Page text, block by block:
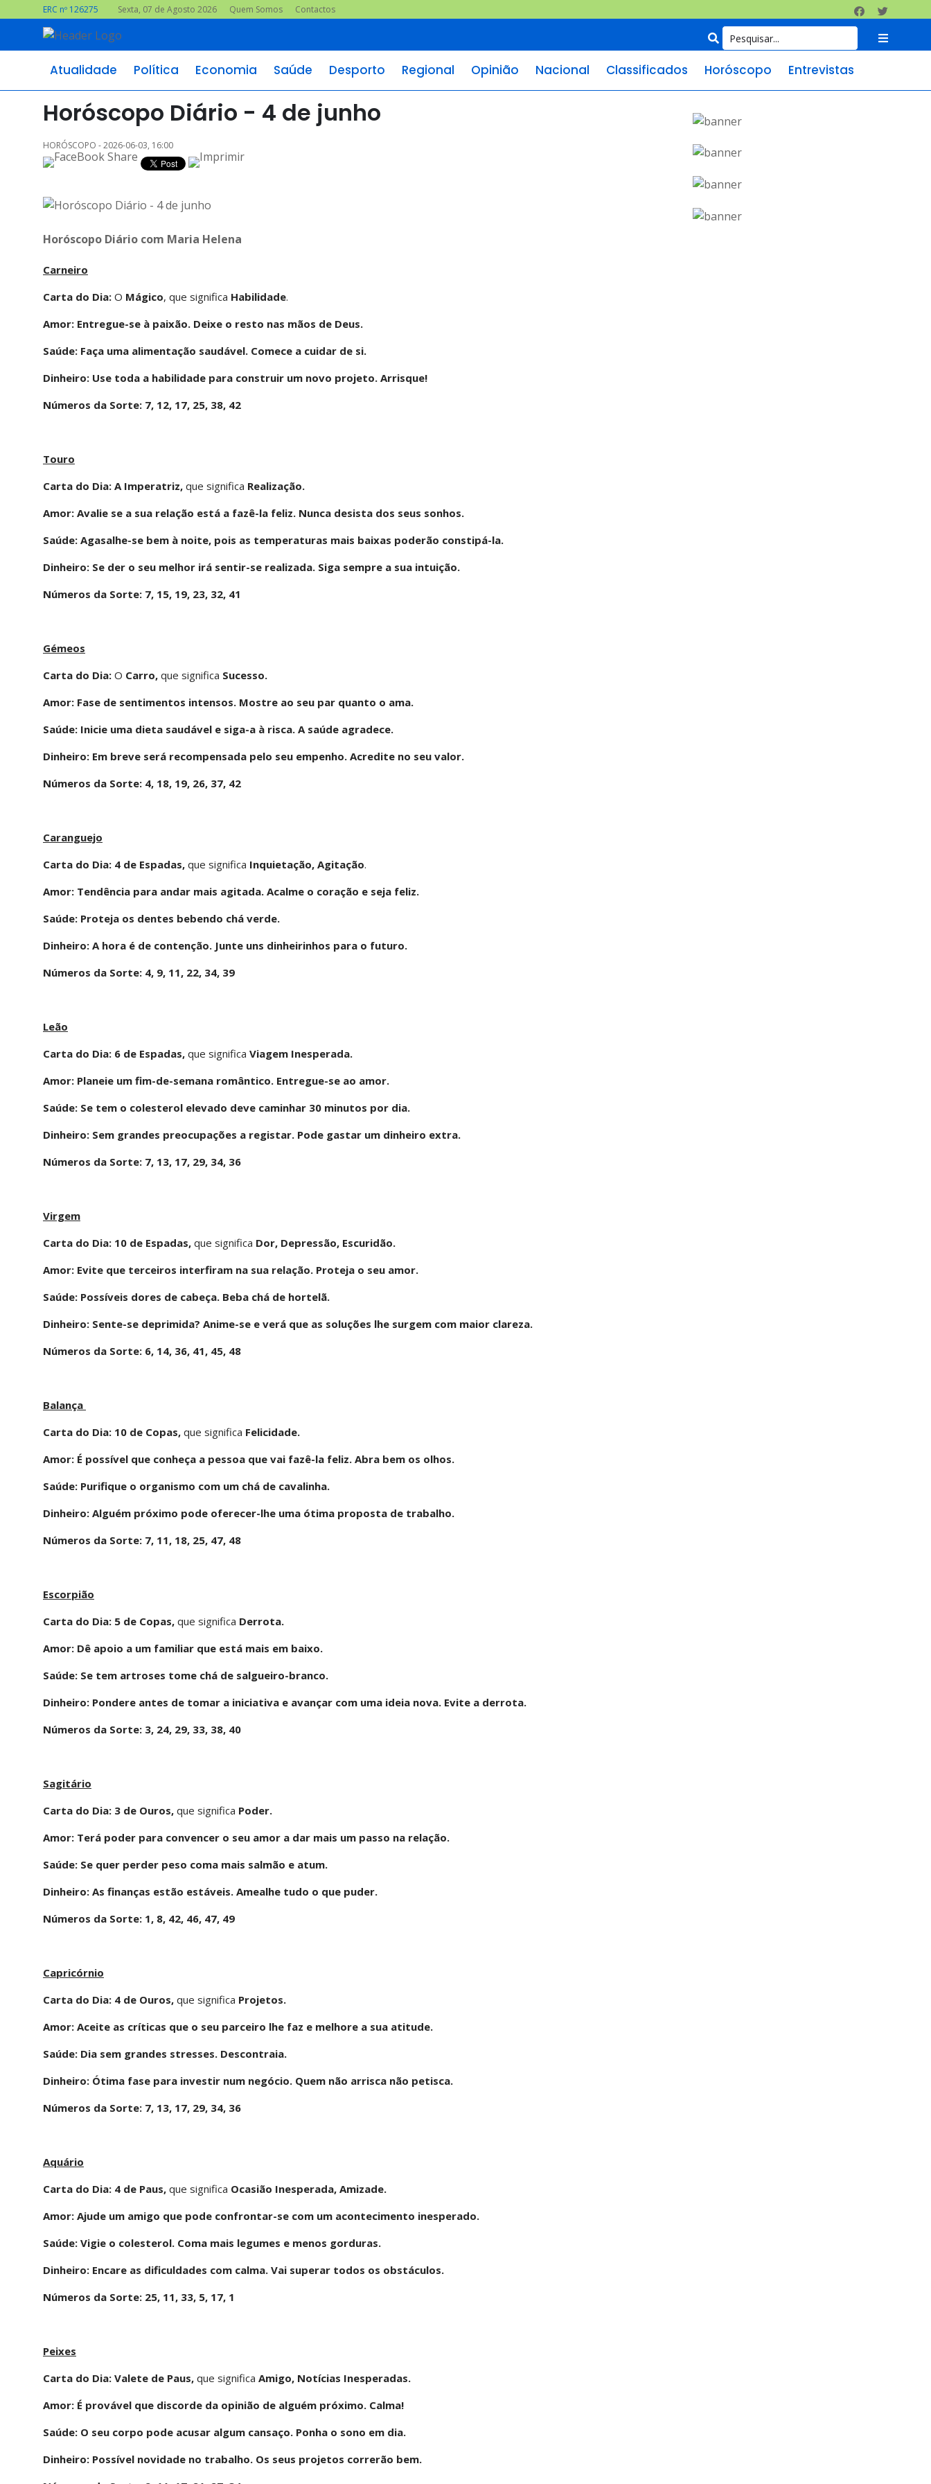
ERC nº 126275 Sexta, 07 de Agosto 2026 Quem Somos Contactos
Atualidade Política Economia Saúde Desporto Regional Opinião Nacional Classificados Horóscopo Entrevistas
Horóscopo Diário - 4 de junho
HORÓSCOPO - 2026-06-03, 16:00
Horóscopo Diário com Maria Helena
Carneiro
Carta do Dia: O Mágico, que significa Habilidade.
Amor: Entregue-se à paixão. Deixe o resto nas mãos de Deus.
Saúde: Faça uma alimentação saudável. Comece a cuidar de si.
Dinheiro: Use toda a habilidade para construir um novo projeto. Arrisque!
Números da Sorte: 7, 12, 17, 25, 38, 42
Touro
Carta do Dia: A Imperatriz, que significa Realização.
Amor: Avalie se a sua relação está a fazê-la feliz. Nunca desista dos seus sonhos.
Saúde: Agasalhe-se bem à noite, pois as temperaturas mais baixas poderão constipá-la.
Dinheiro: Se der o seu melhor irá sentir-se realizada. Siga sempre a sua intuição.
Números da Sorte: 7, 15, 19, 23, 32, 41
Gémeos
Carta do Dia: O Carro, que significa Sucesso.
Amor: Fase de sentimentos intensos. Mostre ao seu par quanto o ama.
Saúde: Inicie uma dieta saudável e siga-a à risca. A saúde agradece.
Dinheiro: Em breve será recompensada pelo seu empenho. Acredite no seu valor.
Números da Sorte: 4, 18, 19, 26, 37, 42
Caranguejo
Carta do Dia: 4 de Espadas, que significa Inquietação, Agitação.
Amor: Tendência para andar mais agitada. Acalme o coração e seja feliz.
Saúde: Proteja os dentes bebendo chá verde.
Dinheiro: A hora é de contenção. Junte uns dinheirinhos para o futuro.
Números da Sorte: 4, 9, 11, 22, 34, 39
Leão
Carta do Dia: 6 de Espadas, que significa Viagem Inesperada.
Amor: Planeie um fim-de-semana romântico. Entregue-se ao amor.
Saúde: Se tem o colesterol elevado deve caminhar 30 minutos por dia.
Dinheiro: Sem grandes preocupações a registar. Pode gastar um dinheiro extra.
Números da Sorte: 7, 13, 17, 29, 34, 36
Virgem
Carta do Dia: 10 de Espadas, que significa Dor, Depressão, Escuridão.
Amor: Evite que terceiros interfiram na sua relação. Proteja o seu amor.
Saúde: Possíveis dores de cabeça. Beba chá de hortelã.
Dinheiro: Sente-se deprimida? Anime-se e verá que as soluções lhe surgem com maior clareza.
Números da Sorte: 6, 14, 36, 41, 45, 48
Balança
Carta do Dia: 10 de Copas, que significa Felicidade.
Amor: É possível que conheça a pessoa que vai fazê-la feliz. Abra bem os olhos.
Saúde: Purifique o organismo com um chá de cavalinha.
Dinheiro: Alguém próximo pode oferecer-lhe uma ótima proposta de trabalho.
Números da Sorte: 7, 11, 18, 25, 47, 48
Escorpião
Carta do Dia: 5 de Copas, que significa Derrota.
Amor: Dê apoio a um familiar que está mais em baixo.
Saúde: Se tem artroses tome chá de salgueiro-branco.
Dinheiro: Pondere antes de tomar a iniciativa e avançar com uma ideia nova. Evite a derrota.
Números da Sorte: 3, 24, 29, 33, 38, 40
Sagitário
Carta do Dia: 3 de Ouros, que significa Poder.
Amor: Terá poder para convencer o seu amor a dar mais um passo na relação.
Saúde: Se quer perder peso coma mais salmão e atum.
Dinheiro: As finanças estão estáveis. Amealhe tudo o que puder.
Números da Sorte: 1, 8, 42, 46, 47, 49
Capricórnio
Carta do Dia: 4 de Ouros, que significa Projetos.
Amor: Aceite as críticas que o seu parceiro lhe faz e melhore a sua atitude.
Saúde: Dia sem grandes stresses. Descontraia.
Dinheiro: Ótima fase para investir num negócio. Quem não arrisca não petisca.
Números da Sorte: 7, 13, 17, 29, 34, 36
Aquário
Carta do Dia: 4 de Paus, que significa Ocasião Inesperada, Amizade.
Amor: Ajude um amigo que pode confrontar-se com um acontecimento inesperado.
Saúde: Vigie o colesterol. Coma mais legumes e menos gorduras.
Dinheiro: Encare as dificuldades com calma. Vai superar todos os obstáculos.
Números da Sorte: 25, 11, 33, 5, 17, 1
Peixes
Carta do Dia: Valete de Paus, que significa Amigo, Notícias Inesperadas.
Amor: É provável que discorde da opinião de alguém próximo. Calma!
Saúde: O seu corpo pode acusar algum cansaço. Ponha o sono em dia.
Dinheiro: Possível novidade no trabalho. Os seus projetos correrão bem.